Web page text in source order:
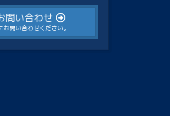
問い合わせ
お問い合わせください。